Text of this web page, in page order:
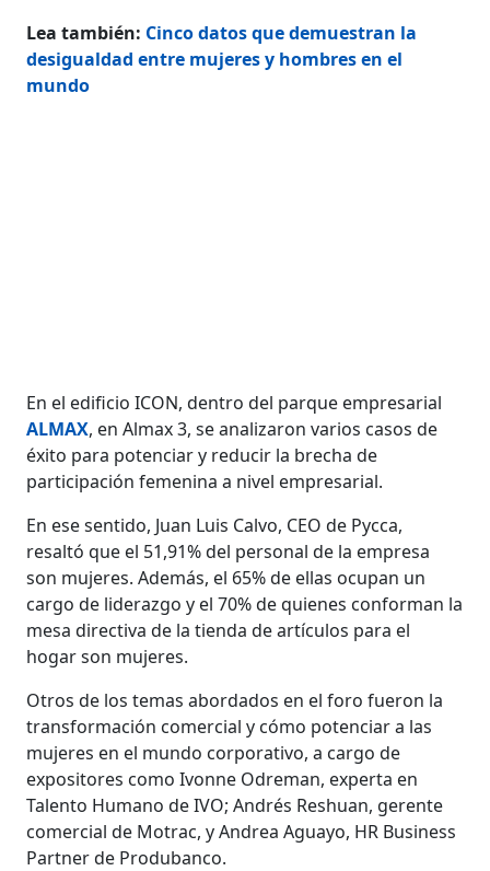
Lea también: Cinco datos que demuestran la
desigualdad entre mujeres y hombres en el
mundo
En el edificio ICON, dentro del parque empresarial
ALMAX, en Almax 3, se analizaron varios casos de
éxito para potenciar y reducir la brecha de
participación femenina a nivel empresarial.
En ese sentido, Juan Luis Calvo, CEO de Pycca,
resaltó que el 51,91% del personal de la empresa
son mujeres. Además, el 65% de ellas ocupan un
cargo de liderazgo y el 70% de quienes conforman la
mesa directiva de la tienda de artículos para el
hogar son mujeres.
Otros de los temas abordados en el foro fueron la
transformación comercial y cómo potenciar a las
mujeres en el mundo corporativo, a cargo de
expositores como Ivonne Odreman, experta en
Talento Humano de IVO; Andrés Reshuan, gerente
comercial de Motrac, y Andrea Aguayo, HR Business
Partner de Produbanco.